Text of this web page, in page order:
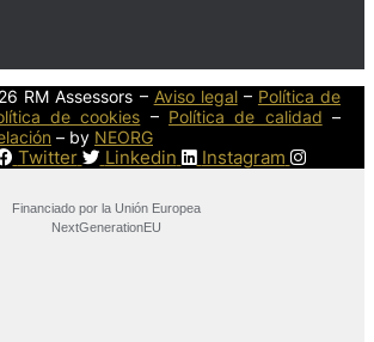
RM Assessors – Aviso legal– Política de
de cookies – Política de calidad –
– by NEORG
Twitter Linkedin Instagram
Financiado por la Unión Europea
NextGenerationEU